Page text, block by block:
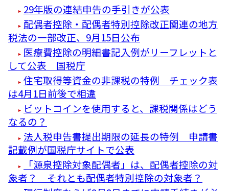
29年版の連結申告の手引きが公表
配偶者控除・配偶者特別控除改正関連の地方
税法の一部改正、9月15日公布
医療費控除の明細書記入例がリーフレットと
して公表 国税庁
住宅取得等資金の非課税の特例 チェック表
は4月1日前後で相違
ビットコインを使用すると、課税関係はどう
なるの？
法人税申告書提出期限の延長の特例 申請書
記載例が国税庁サイトで公表
「源泉控除対象配偶者」は、配偶者控除の対
象者？ それとも配偶者特別控除の対象者？